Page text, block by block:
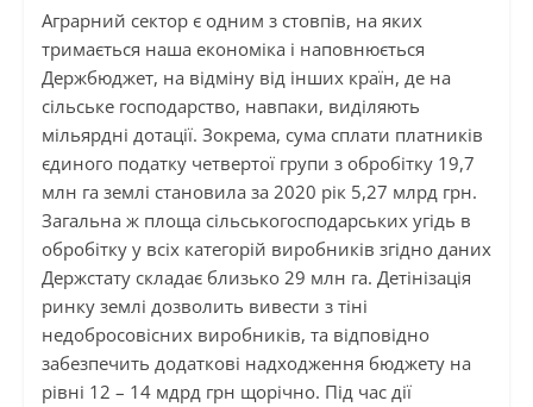
Аграрний сектор є одним з стовпів, на яких
тримається наша економіка і наповнюється
Держбюджет, на відміну від інших країн, де на
сільське господарство, навпаки, виділяють
мільярдні дотації. Зокрема, сума сплати платників
єдиного податку четвертої групи з обробітку 19,7
млн га землі становила за 2020 рік 5,27 млрд грн.
Загальна ж площа сільськогосподарських угідь в
обробітку у всіх категорій виробників згідно даних
Держстату складає близько 29 млн га. Детінізація
ринку землі дозволить вивести з тіні
недобросовісних виробників, та відповідно
забезпечить додаткові надходження бюджету на
рівні 12 – 14 мдрд грн щорічно. Під час дії